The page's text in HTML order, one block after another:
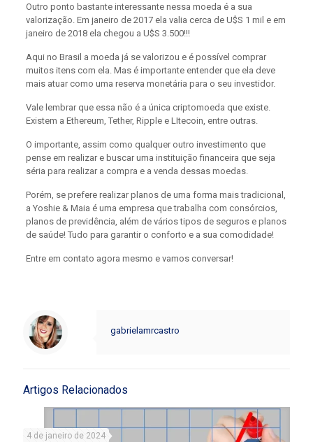
Outro ponto bastante interessante nessa moeda é a sua
valorização. Em janeiro de 2017 ela valia cerca de U$S 1 mil e em
janeiro de 2018 ela chegou a U$S 3.500!!!
Aqui no Brasil a moeda já se valorizou e é possível comprar
muitos itens com ela. Mas é importante entender que ela deve
mais atuar como uma reserva monetária para o seu investidor.
Vale lembrar que essa não é a única criptomoeda que existe.
Existem a Ethereum, Tether, Ripple e LItecoin, entre outras.
O importante, assim como qualquer outro investimento que
pense em realizar e buscar uma instituição financeira que seja
séria para realizar a compra e a venda dessas moedas.
Porém, se prefere realizar planos de uma forma mais tradicional,
a Yoshie & Maia é uma empresa que trabalha com consórcios,
planos de previdência, além de vários tipos de seguros e planos
de saúde! Tudo para garantir o conforto e a sua comodidade!
Entre em contato agora mesmo e vamos conversar!
gabrielamrcastro
Artigos Relacionados
4 de janeiro de 2024